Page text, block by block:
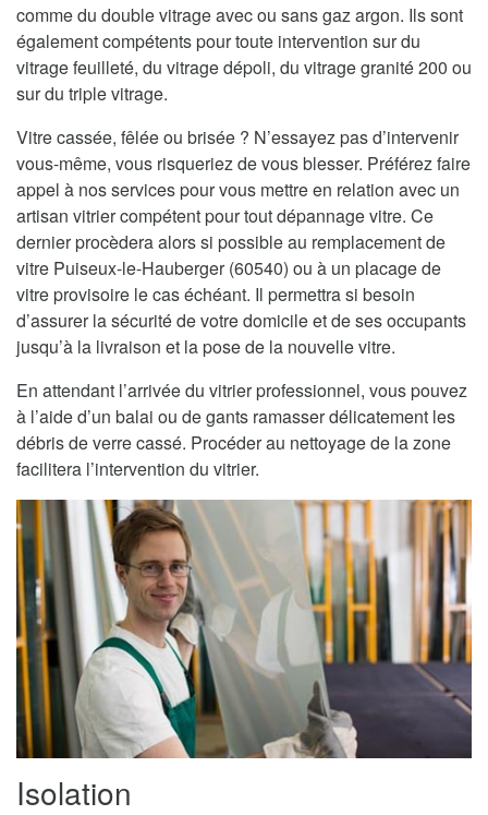
comme du double vitrage avec ou sans gaz argon. Ils sont
également compétents pour toute intervention sur du
vitrage feuilleté, du vitrage dépoli, du vitrage granité 200 ou
sur du triple vitrage.
Vitre cassée, fêlée ou brisée ? N’essayez pas d’intervenir
vous-même, vous risqueriez de vous blesser. Préférez faire
appel à nos services pour vous mettre en relation avec un
artisan vitrier compétent pour tout dépannage vitre. Ce
dernier procèdera alors si possible au remplacement de
vitre Puiseux-le-Hauberger (60540) ou à un placage de
vitre provisoire le cas échéant. Il permettra si besoin
d’assurer la sécurité de votre domicile et de ses occupants
jusqu’à la livraison et la pose de la nouvelle vitre.
En attendant l’arrivée du vitrier professionnel, vous pouvez
à l’aide d’un balai ou de gants ramasser délicatement les
débris de verre cassé. Procéder au nettoyage de la zone
facilitera l’intervention du vitrier.
Isolation